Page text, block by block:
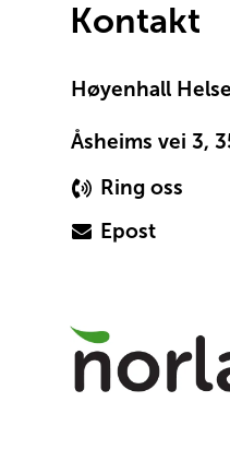
Kontakt
Høyenhall
Åsheims vei 3,
Ring oss
Epost